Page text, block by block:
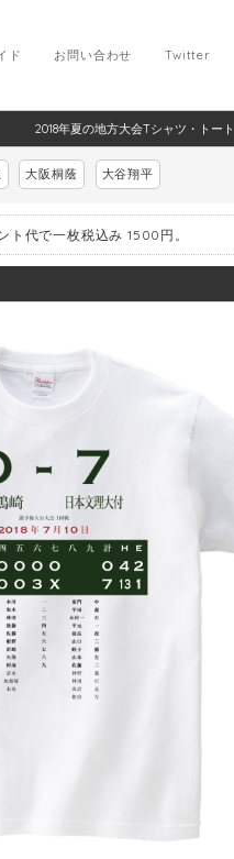
Twitter
お問い合わせ
ド
2018年夏の地方大会Tシャツ・トート
大阪桐蔭 大谷翔平
代で一枚税込み 1500円。